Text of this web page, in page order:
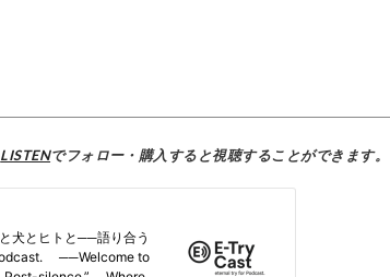
LISTENでフォロー・購入すると視聴することができます。